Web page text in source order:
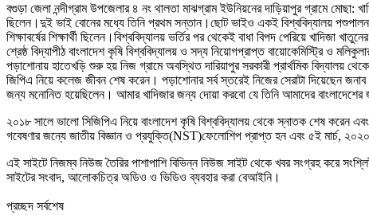
বগুড়া জেলা নন্দীগ্রাম উপজেলার ৪ নং থালতা মাঝগ্রাম ইউনিয়নের দাড়িয়াপুর গ্রামে
ছিলেন।দুই ভাই বোনের মধ্যে তিনি প্রথম সন্তান।ছোট ভাইও একই বিশ্ববিদ্যালয় পশুপালন
শিক্ষাবর্ষের শিক্ষার্থী ছিলেন।বিশ্ববিদ্যালয় ভর্তির পর থেকেই বাধা বিপদ পেরিয়ে
শ্রেষ্ঠ বিদ্যাপীঠ বাংলাদেশ কৃষি বিশ্ববিদ্যালয় ও সদ্য নিয়োগপ্রাপ্ত বায়োকেমিস্ট্রি ও
পড়াশোনায় হাতেখড়ি শুরু হয় নিজ গ্রামে অবস্থিত দারিয়াপুর সরকারী প্রার্থমিক বিদ্যালয়
জিপিএ নিয়ে কলেজ জীবন শেষ করেন। পড়াশোনার সর্ব স্তরেই নিজের সেরাটা দিয়েছেন
জন্য মনোনিত হয়েছিলেন। আমার খাদিজার জন্য দোয়া করবো যে তিনি আমাদের
২০১৮ সালে ভালো সিজিপিএ নিয়ে বাংলাদেশ কৃষি বিশ্ববিদ্যালয় থেকে স্নাতক শেষ
গবেষণার জন্যে জাতীয় বিজ্ঞান ও প্রযুক্তি(NST)ফেলোশিপ প্রাপ্ত হন এবং ৫ই মার্চ,
এই সাইটে নিজম্ব নিউজ তৈরির পাশাপাশি বিভিন্ন নিউজ সাইট থেকে খবর সংগ্রহ করে
সাইটের সংবাদ, আলোকচিত্র অডিও ও ভিডিও ব্যবহার করা বেআইনি।
প্রচ্ছদ সর্বশেষ